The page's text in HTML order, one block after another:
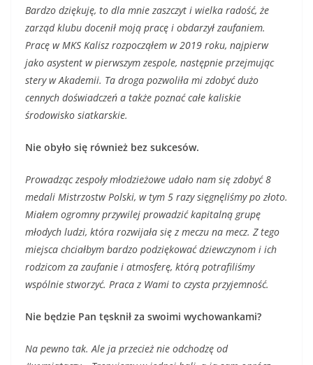
Bardzo dziękuję, to dla mnie zaszczyt i wielka radość, że
zarząd klubu docenił moją pracę i obdarzył zaufaniem.
Pracę w MKS Kalisz rozpocząłem w 2019 roku, najpierw
jako asystent w pierwszym zespole, następnie przejmując
stery w Akademii. Ta droga pozwoliła mi zdobyć dużo
cennych doświadczeń a także poznać całe kaliskie
środowisko siatkarskie.
Nie obyło się również bez sukcesów.
Prowadząc zespoły młodzieżowe udało nam się zdobyć 8
medali Mistrzostw Polski, w tym 5 razy sięgnęliśmy po złoto.
Miałem ogromny przywilej prowadzić kapitalną grupę
młodych ludzi, która rozwijała się z meczu na mecz. Z tego
miejsca chciałbym bardzo podziękować dziewczynom i ich
rodzicom za zaufanie i atmosferę, którą potrafiliśmy
wspólnie stworzyć. Praca z Wami to czysta przyjemność.
Nie będzie Pan tęsknił za swoimi wychowankami?
Na pewno tak. Ale ja przecież nie odchodzę od